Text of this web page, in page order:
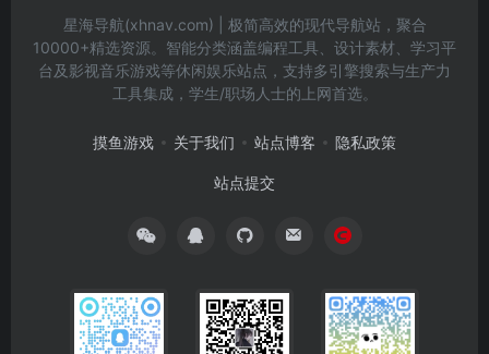
星海导航(xhnav.com) | 极简高效的现代导航站，聚合
10000+精选资源。智能分类涵盖编程工具、设计素材、学习平
台及影视音乐游戏等休闲娱乐站点，支持多引擎搜索与生产力
工具集成，学生/职场人士的上网首选。
摸鱼游戏 关于我们 站点博客 隐私政策
站点提交